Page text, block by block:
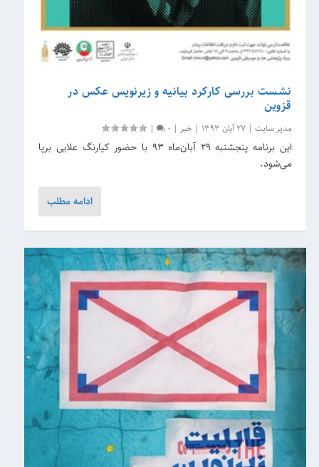
نشست بررسی کارکرد بیانیه و زیرنویس عکس در
قزوین
مدیر سایت |27 آبان 1393 | خبر |
0
|
این برنامه پنجشنبه ۲۹ آبان‌ماه ۹۳ با حضور کیارنگ علایی برپا
می‌شود.
ادامه مطلب